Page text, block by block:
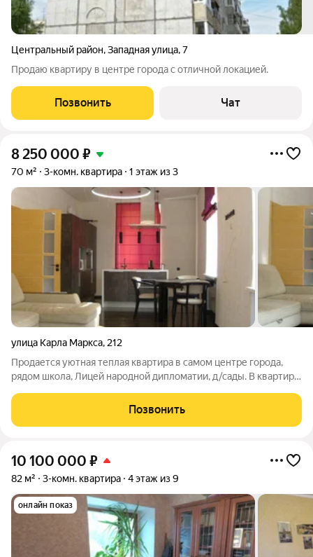
Центральный район,Западная улица,7
Продаю квартиру в центре города с отличной локацией.
Позвонить Чат
8 250 000 ₽
70 м² 3-комн. квартира 1 этаж из 3
улица Карла Маркса, 212
Продается уютная теплая квартира в самом центре города,
рядом школа, Лицей народной дипломатии, д/сады. В квартире
встроенная техника. Высокие потолки, просторная. ПРОДАЖА.
Звоните, готовы к
Позвонить
10 100 000 ₽
82 м² 3-комн. квартира 4 этаж из 9
онлайн показ